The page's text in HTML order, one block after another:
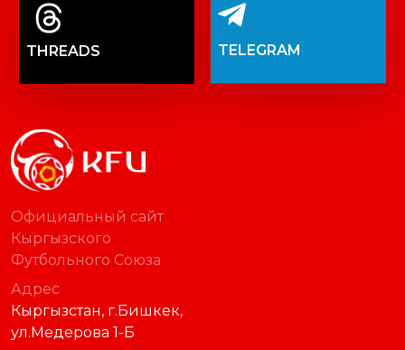
THREADS TELEGRAM
Официальный сайт
Кыргызского
Футбольного Союза
Адрес
Кыргызстан, г.Бишкек,
ул.Медерова 1-Б